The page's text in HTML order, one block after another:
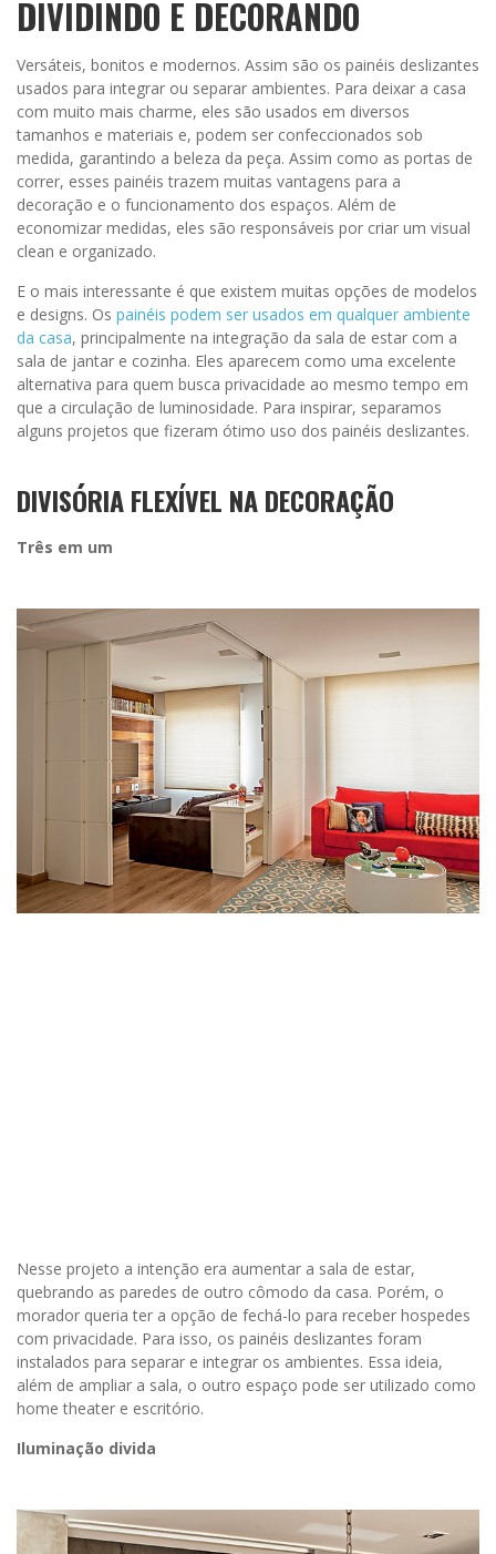
DIVIDINDO E DECORANDO
Versáteis, bonitos e modernos. Assim são os painéis deslizantes
usados para integrar ou separar ambientes. Para deixar a casa
com muito mais charme, eles são usados em diversos
tamanhos e materiais e, podem ser confeccionados sob
medida, garantindo a beleza da peça. Assim como as portas de
correr, esses painéis trazem muitas vantagens para a
decoração e o funcionamento dos espaços. Além de
economizar medidas, eles são responsáveis por criar um visual
clean e organizado.
E o mais interessante é que existem muitas opções de modelos
e designs. Os painéis podem ser usados em qualquer ambiente
da casa, principalmente na integração da sala de estar com a
sala de jantar e cozinha. Eles aparecem como uma excelente
alternativa para quem busca privacidade ao mesmo tempo em
que a circulação de luminosidade. Para inspirar, separamos
alguns projetos que fizeram ótimo uso dos painéis deslizantes.
DIVISÓRIA FLEXÍVEL NA DECORAÇÃO
Três em um
Nesse projeto a intenção era aumentar a sala de estar,
quebrando as paredes de outro cômodo da casa. Porém, o
morador queria ter a opção de fechá-lo para receber hospedes
com privacidade. Para isso, os painéis deslizantes foram
instalados para separar e integrar os ambientes. Essa ideia,
além de ampliar a sala, o outro espaço pode ser utilizado como
home theater e escritório.
Iluminação divida